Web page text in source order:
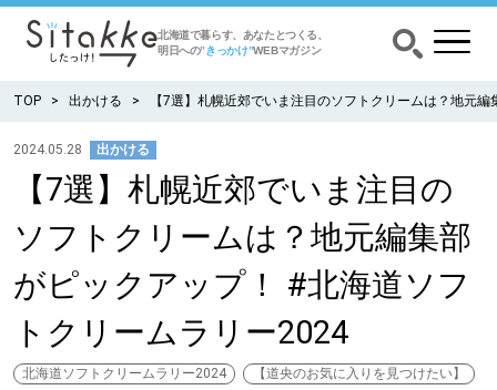
北海道で暮らす、あなたとつくる、
明日への”きっかけ”WEBマガジン
CATEGORY カテゴリー
食べる
暮らす
TOP 出かける 【7選】札幌近郊でいま注目のソフトクリームは？地元
2024.05.28 出かける
【7選】札幌近郊でいま注目の
ソフトクリームは？地元編集部
がピックアップ！ #北海道ソフ
トクリームラリー2024
北海道ソフトクリームラリー2024
【道央のお気に入りを見つけたい】